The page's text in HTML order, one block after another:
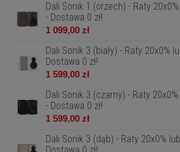
Dali Sonik 1 (orzech) - Raty
- Dostawa 0 zł!
1 099,00 zł
Dali Sonik 3 (biały) - Raty 20x0%
Dostawa 0 zł!
1 599,00 zł
Dali Sonik 3 (czarny) - Raty
- Dostawa 0 zł!
1 599,00 zł
Dali Sonik 3 (dąb) - Raty 20x0%